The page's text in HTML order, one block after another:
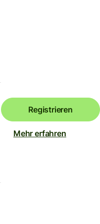
Registrieren
Mehr erfahren